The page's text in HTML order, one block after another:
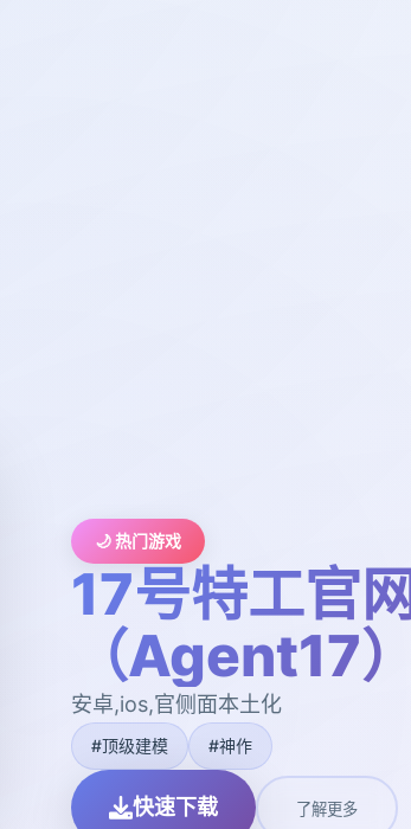
🌙 热门游戏
17号特工官网
（Agent17）
安卓,ios,官侧面本土化
#顶级建模 #神作
快速下载 了解更多